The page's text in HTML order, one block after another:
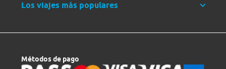
Los viajes más populares
Métodos de pago